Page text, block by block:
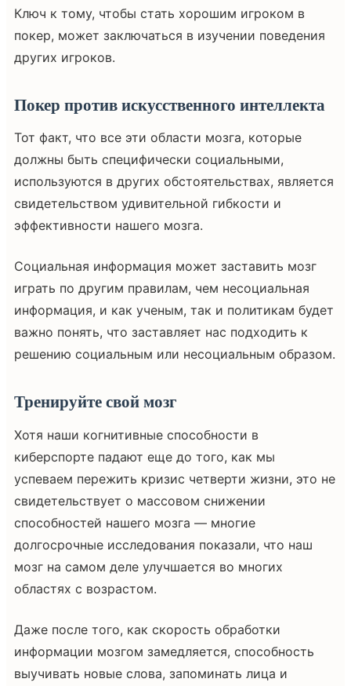
Ключ к тому, чтобы стать хорошим игроком в
покер, может заключаться в изучении поведения
других игроков.
Покер против искусственного интеллекта
Тот факт, что все эти области мозга, которые
должны быть специфически социальными,
используются в других обстоятельствах, является
свидетельством удивительной гибкости и
эффективности нашего мозга.
Социальная информация может заставить мозг
играть по другим правилам, чем несоциальная
информация, и как ученым, так и политикам будет
важно понять, что заставляет нас подходить к
решению социальным или несоциальным образом.
Тренируйте свой мозг
Хотя наши когнитивные способности в
киберспорте падают еще до того, как мы
успеваем пережить кризис четверти жизни, это не
свидетельствует о массовом снижении
способностей нашего мозга — многие
долгосрочные исследования показали, что наш
мозг на самом деле улучшается во многих
областях с возрастом.
Даже после того, как скорость обработки
информации мозгом замедляется, способность
выучивать новые слова, запоминать лица и